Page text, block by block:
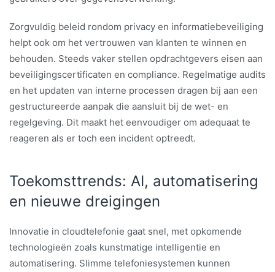
Zorgvuldig beleid rondom privacy en informatiebeveiliging
helpt ook om het vertrouwen van klanten te winnen en
behouden. Steeds vaker stellen opdrachtgevers eisen aan
beveiligingscertificaten en compliance. Regelmatige audits
en het updaten van interne processen dragen bij aan een
gestructureerde aanpak die aansluit bij de wet- en
regelgeving. Dit maakt het eenvoudiger om adequaat te
reageren als er toch een incident optreedt.
Toekomsttrends: AI, automatisering
en nieuwe dreigingen
Innovatie in cloudtelefonie gaat snel, met opkomende
technologieën zoals kunstmatige intelligentie en
automatisering. Slimme telefoniesystemen kunnen